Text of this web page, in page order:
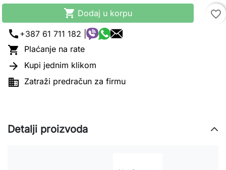
 Dodaj u korpu
favorite_border
call +387 61 711 182 |
 Plaćanje na rate
 Kupi jednim klikom
 Zatraži predračun za firmu
Detalji proizvoda